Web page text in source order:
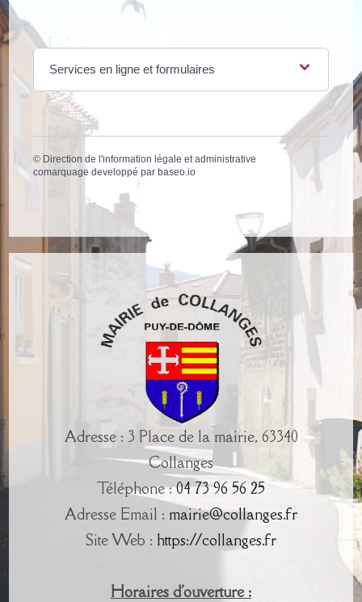
Services en ligne et formulaires
© Direction de l'information légale et administrative
comarquage developpé parbaseo.io
Adresse : 3 Place de la mairie, 63340
Collanges
Téléphone :04 73 96 56 25
Adresse Email : mairie@collanges.fr
Site Web : https://collanges.fr
Horaires d'ouverture :